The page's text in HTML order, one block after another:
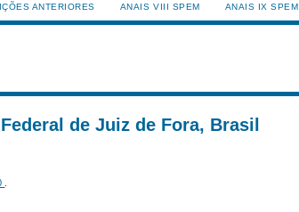
ANTERIORES ANAIS VIII SPEM ANAIS IX SPEM
de Juiz de Fora, Brasil